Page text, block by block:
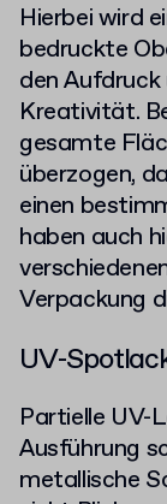
Hierbei wird
bedruckte
den
Kreativität.
gesamte
überzogen,
einen
haben auch
Verpackung
UV-
Partielle UV-
Ausführung
metallische